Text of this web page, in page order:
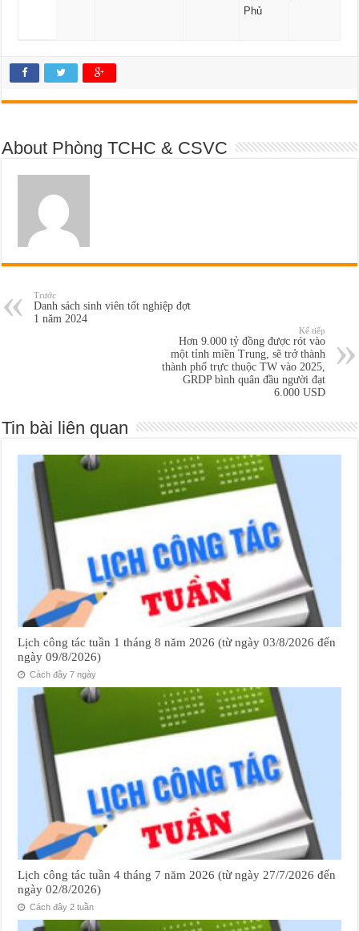
Phủ
About Phòng TCHC & CSVC
Trước
Danh sách sinh viên tốt nghiệp đợt
1 năm 2024
Kế tiếp
Hơn 9.000 tỷ đồng được rót vào
một tỉnh miền Trung, sẽ trở thành
thành phố trực thuộc TW vào 2025,
GRDP bình quân đầu người đạt
6.000 USD
Tin bài liên quan
Lịch công tác tuần 1 tháng 8 năm 2026 (từ ngày 03/8/2026 đến
ngày 09/8/2026)
Cách đây 7 ngày
Lịch công tác tuần 4 tháng 7 năm 2026 (từ ngày 27/7/2026 đến
ngày 02/8/2026)
Cách đây 2 tuần